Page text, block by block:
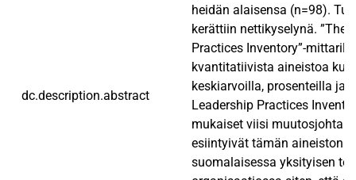
dc.description.abstract
heidän alaisensa (n=98).
kerättiin nettikyselynä. ”The
Practices Inventory”-
kvantitatiivista aineistoa
keskiarvoilla, prosenteilla ja
Leadership Practices
mukaiset viisi
esiintyivät tämän aineiston
suomalaisessa yksityisen